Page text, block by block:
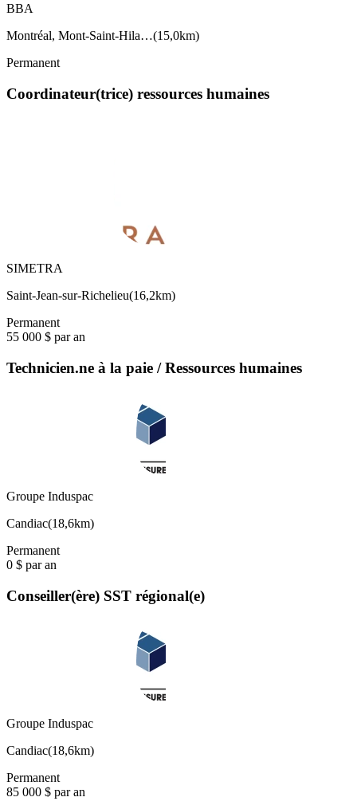
BBA
Montréal, Mont-Saint-Hila…(15,0km)
Permanent
Coordinateur(trice) ressources humaines
SIMETRA
Saint-Jean-sur-Richelieu(16,2km)
Permanent
55 000 $ par an
Technicien.ne à la paie / Ressources humaines
Groupe Induspac
Candiac(18,6km)
Permanent
0 $ par an
Conseiller(ère) SST régional(e)
Groupe Induspac
Candiac(18,6km)
Permanent
85 000 $ par an